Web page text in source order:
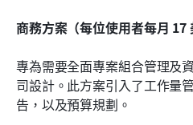
商務方案（每位使用者每月 17
專為需要全面專案組合管理及
司設計。此方案引入了工作量
告，以及預算規劃。